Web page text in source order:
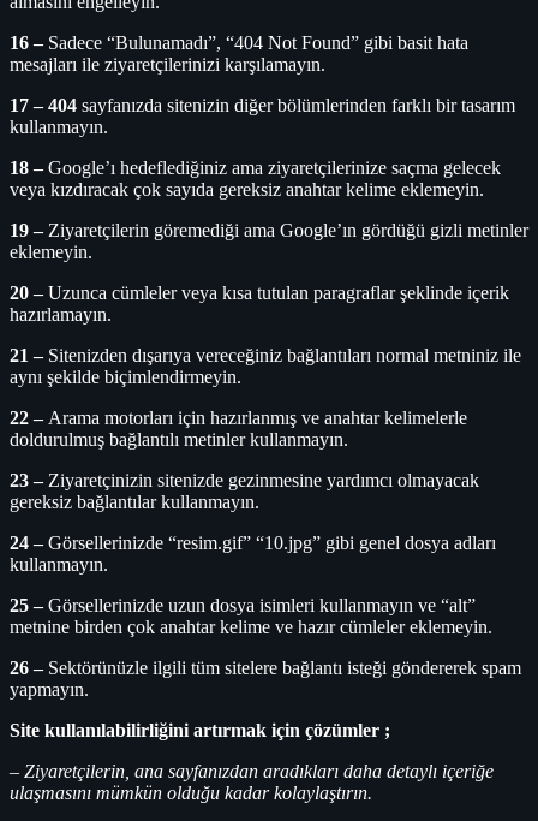
16 –Sadece “Bulunamadı”, “404 Not Found” gibi basit hata
mesajları ile ziyaretçilerinizi karşılamayın.
17 – 404 sayfanızda sitenizin diğer bölümlerinden farklı bir tasarım
kullanmayın.
18 –Google’ı hedeflediğiniz ama ziyaretçilerinize saçma gelecek
veya kızdıracak çok sayıda gereksiz anahtar kelime eklemeyin.
19 –Ziyaretçilerin göremediği ama Google’ın gördüğü gizli metinler
eklemeyin.
20 –Uzunca cümleler veya kısa tutulan paragraflar şeklinde içerik
hazırlamayın.
21 –Sitenizden dışarıya vereceğiniz bağlantıları normal metniniz ile
aynı şekilde biçimlendirmeyin.
22 –Arama motorları için hazırlanmış ve anahtar kelimelerle
doldurulmuş bağlantılı metinler kullanmayın.
23 –Ziyaretçinizin sitenizde gezinmesine yardımcı olmayacak
gereksiz bağlantılar kullanmayın.
24 –Görsellerinizde “resim.gif” “10.jpg” gibi genel dosya adları
kullanmayın.
25 –Görsellerinizde uzun dosya isimleri kullanmayın ve “alt”
metnine birden çok anahtar kelime ve hazır cümleler eklemeyin.
26 –Sektörünüzle ilgili tüm sitelere bağlantı isteği göndererek spam
yapmayın.
Site kullanılabilirliğini artırmak için çözümler ;
– Ziyaretçilerin, ana sayfanızdan aradıkları daha detaylı içeriğe
ulaşmasını mümkün olduğu kadar kolaylaştırın.